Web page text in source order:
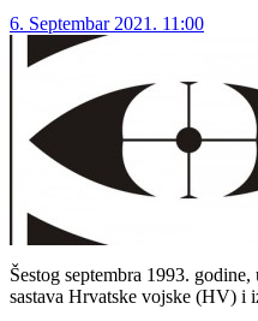
6. Septembar 2021. 11:00
Šestog septembra 1993.
sastava Hrvatske vojske (HV) i